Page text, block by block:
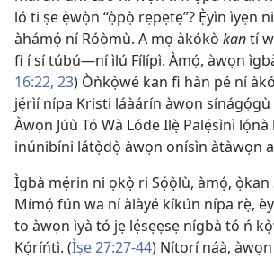
ló ti ṣe ẹ̀wọ̀n “ọ̀pọ̀ rẹpẹtẹ”? Ẹ̀yìn ìyẹn
àhámọ́ ní Róòmù. A mọ àkókò kantí
fi í sí túbú—ní ìlú Fílípì. Àmọ́, àwọn
16:22, 23) Òǹkọ̀wé kan fi hàn pé ní
jẹ́rìí nípa Kristi láàárín àwọn sínágọ́gù
Àwọn Júù Tó Wà Lóde Ilẹ̀ Palẹ́sìnì
inúnibíni látọ̀dọ̀ àwọn onísìn àtàwọn
Ìgbà mẹ́rin ni ọkọ̀ ri Sọ́ọ̀lù, àmọ́, ọ̀kan
Mímọ́ fún wa ní àlàyé kíkún nípa rẹ̀,
to àwọn ìyà tó jẹ lẹ́sẹẹsẹ nígbà tó ń
Kọ́ríńtì. (Ìṣe 27:27-44) Nítorí náà,